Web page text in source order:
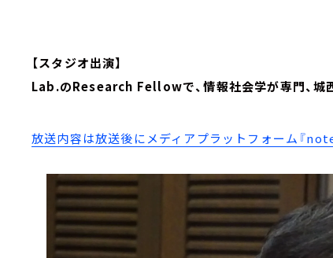
【スタジオ出演】
Lab.のResearch Fellowで、情報社会学が専門、城
放送内容は放送後にメディアプラットフォーム『